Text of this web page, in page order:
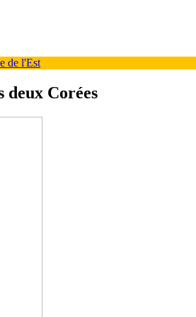
de l'Est
Corées